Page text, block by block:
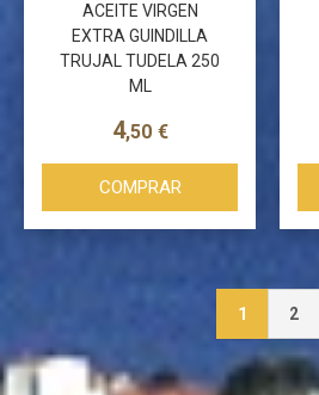
ACEITE VIRGEN
EXTRA GUINDILLA
TRUJAL TUDELA 250
ML
4,50 €
COMPRAR
1 2